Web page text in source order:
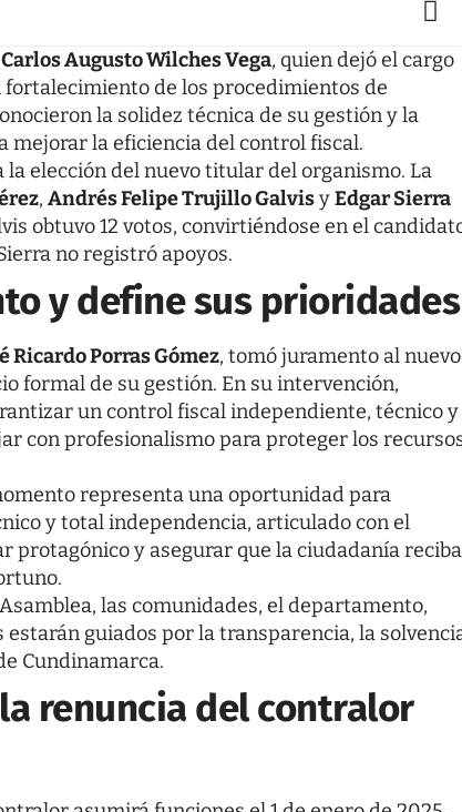
Carlos Augusto Wilches Vega, quien dejó el cargo
de los procedimientos de
la solidez técnica de su gestión y la
mejorar la eficiencia del control fiscal.
elección del nuevo titular del organismo. La
, Andrés Felipe Trujillo GalvisyEdgar Sierra
obtuvo 12 votos, convirtiéndose en el
no registró apoyos.
y define sus prioridades
Ricardo Porras Gómez, tomó juramento al nuevo
formal de su gestión. En su intervención,
un control fiscal independiente, técnico y
con profesionalismo para proteger los
representa una oportunidad para
y total independencia, articulado con el
protagónico y asegurar que la ciudadanía reciba
las comunidades, el departamento,
guiados por la transparencia, la
Cundinamarca.
renuncia del contralor